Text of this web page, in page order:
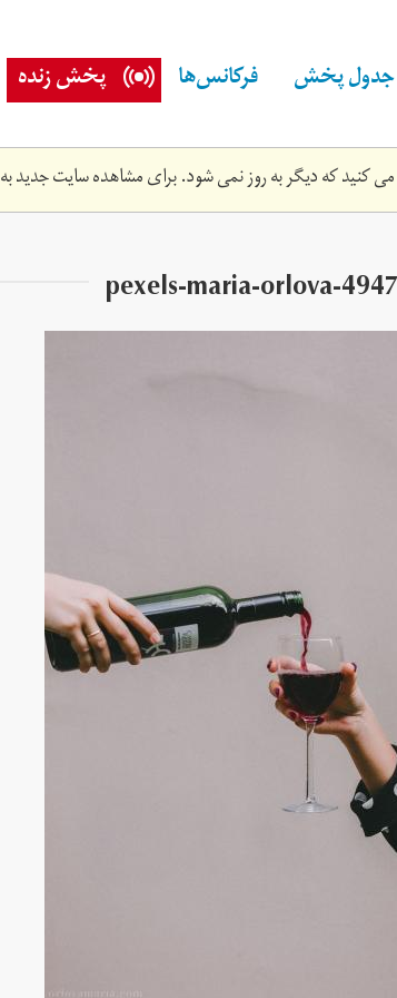
جدول پخش فرکانس‌ها پخش زنده
کنید که دیگر به روز نمی شود. برای مشاهده سایت جدید به
pexels-maria-orlova-